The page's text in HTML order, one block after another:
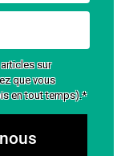
sur
que vous
en tout temps).*